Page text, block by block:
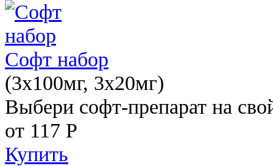
Софт набор
(3x100мг, 3x20мг)
Выбери софт-препарат на
от 117 Р
Купить